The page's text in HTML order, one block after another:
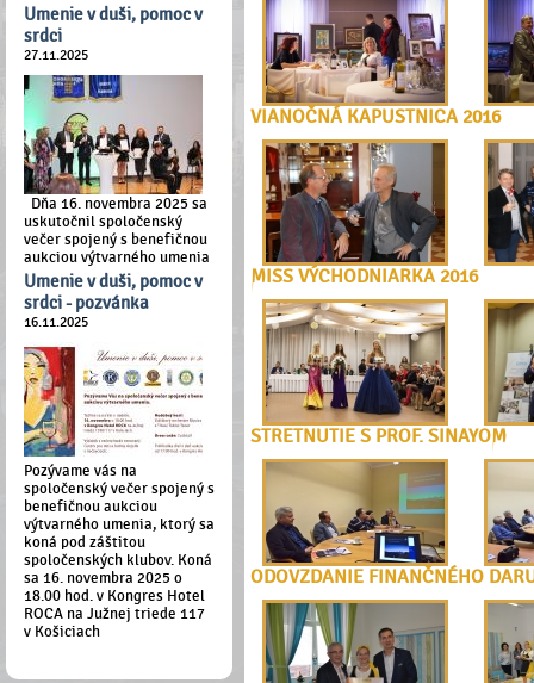
Umenie v duši, pomoc v
srdci
27.11.2025
Dňa 16. novembra 2025 sa
uskutočnil spoločenský
večer spojený s benefičnou
aukciou výtvarného umenia
Umenie v duši, pomoc v
srdci - pozvánka
16.11.2025
Pozývame vás na
spoločenský večer spojený s
benefičnou aukciou
výtvarného umenia, ktorý sa
koná pod záštitou
spoločenských klubov. Koná
sa 16. novembra 2025 o
18.00 hod. v Kongres Hotel
ROCA na Južnej triede 117
v Košiciach
VIANOČNÁ KAPUSTNICA 2016
MISS VÝCHODNIARKA 2016
STRETNUTIE S PROF. SINAYOM
ODOVZDANIE FINANČNÉHO